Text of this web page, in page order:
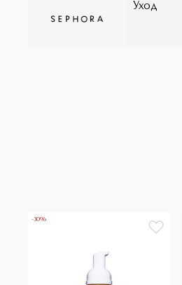
БОТЭ», ИНН 7707061530),
S+, 41 rue Ybry 92200 Neuilly
Уход
-30%